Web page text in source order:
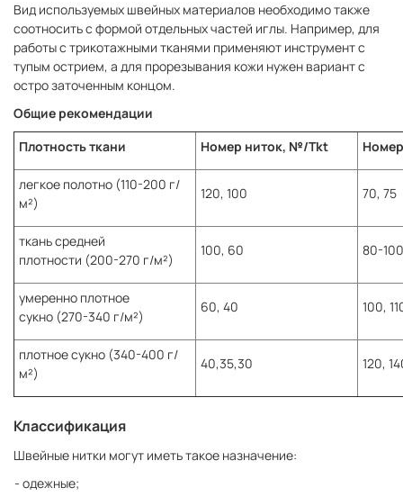
Вид используемых швейных материалов необходимо также
соотносить с формой отдельных частей иглы. Например, для
работы с трикотажными тканями применяют инструмент с
тупым острием, а для прорезывания кожи нужен вариант с
остро заточенным концом.
Общие рекомендации
Плотность ткани
Номер ниток, №/Tkt
легкое полотно (110-200 г/
м²)
120, 100 70, 75
ткань средней
плотности (200-270 г/м²)
100, 60 80-100
умеренно плотное
сукно (270-340 г/м²)
60, 40 100,
плотное сукно (340-400 г/
м²)
40,35,30 120,
Классификация
Швейные нитки могут иметь такое назначение:
одежные;